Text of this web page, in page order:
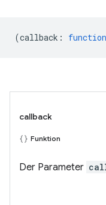
(callback : function
callback
Funktion
Der Parameter